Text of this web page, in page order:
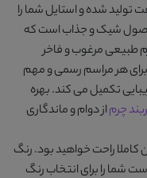
شده و استایل شما را
شیک و جذاب است که
مرغوب و فاخر
هر مراسم رسمی و مهم
تکمیل می کند. بهره
چرماز دوام و ماندگاری
راحت خواهید بود. رنگ
را برای انتخاب رنگ